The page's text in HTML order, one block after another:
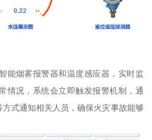
能烟雾报警器和温度感应器，实时监
情况，系统会立即触发报警机制，通
式通知相关人员，确保火灾事故能够